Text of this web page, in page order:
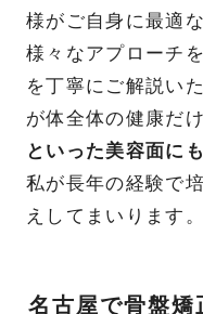
様がご自身に最適
様々なアプローチ
を丁寧にご解説い
が体全体の健康だ
といった美容面に
私が長年の経験で
えしてまいります。
名古屋で骨盤矯